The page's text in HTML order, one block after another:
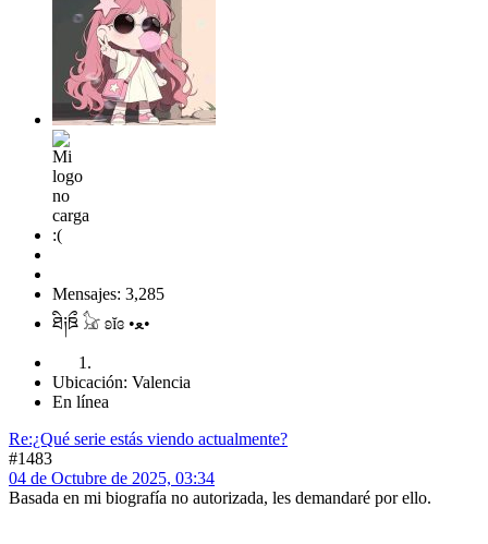
Mensajes: 3,285
ཐི༏ཋྀ 𓃠 ʚĭɞ •ﻌ•
Ubicación: Valencia
En línea
Re:¿Qué serie estás viendo actualmente?
#1483
04 de Octubre de 2025, 03:34
Basada en mi biografía no autorizada, les demandaré por ello.